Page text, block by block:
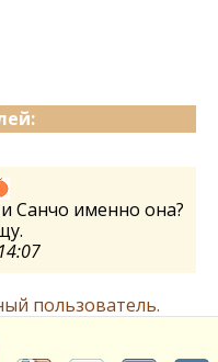
Санчо именно она?
пользователь.